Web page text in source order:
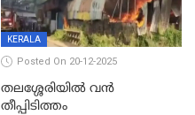
KERALA
Posted On 20-12-2025
തലശ്ശേരിയിൽ വൻ
തീപ്പിടിത്തം